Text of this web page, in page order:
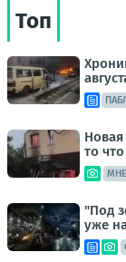
Топ
Новая
то
"Под
уже